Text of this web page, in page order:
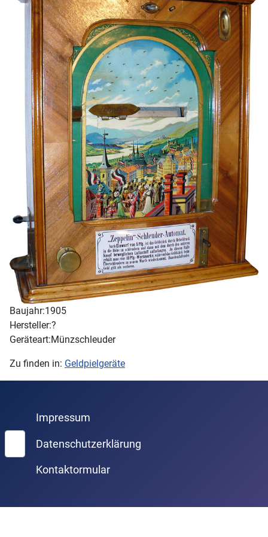
Baujahr:1905
Hersteller:?
Geräteart:Münzschleuder
Zu finden in: Geldpielgeräte
Suchen
Impressum
Datenschutzerklärung
Kontaktormular